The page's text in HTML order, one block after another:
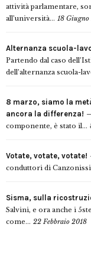
attività parlamentare,
all’università... 18 Giugno
Alternanza scuola-
Partendo dal caso
dell’alternanza scuola-
8 marzo, siamo la
ancora la differenza!
componente, è stato il...
Votate, votate, votate!
conduttori di
Sisma, sulla
Salvini, e ora anche i
come... 22 Febbraio 2018